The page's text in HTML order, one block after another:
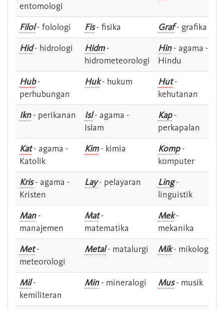
entomologi
Filol- folologi Fis- fisika Graf- grafika
Hid- hidrologi Hidm-
hidrometeorologi
Hin- agama -
Hindu
Hub-
perhubungan
Huk- hukum Hut-
kehutanan
Ikn- perikanan Isl- agama -
Islam
Kap-
perkapalan
Kat- agama -
Katolik
Kim- kimia Komp-
komputer
Kris- agama -
Kristen
Lay- pelayaran Ling-
linguistik
Man-
manajemen
Mat-
matematika
Mek-
mekanika
Met-
meteorologi
Metal- matalurgi Mik- mikologi
Mil-
kemiliteran
Min- mineralogi Mus- musik